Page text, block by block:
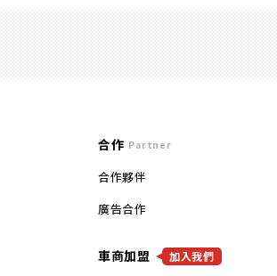
合作 Partner
合作夥伴
廣告合作
車商加盟 加入我們